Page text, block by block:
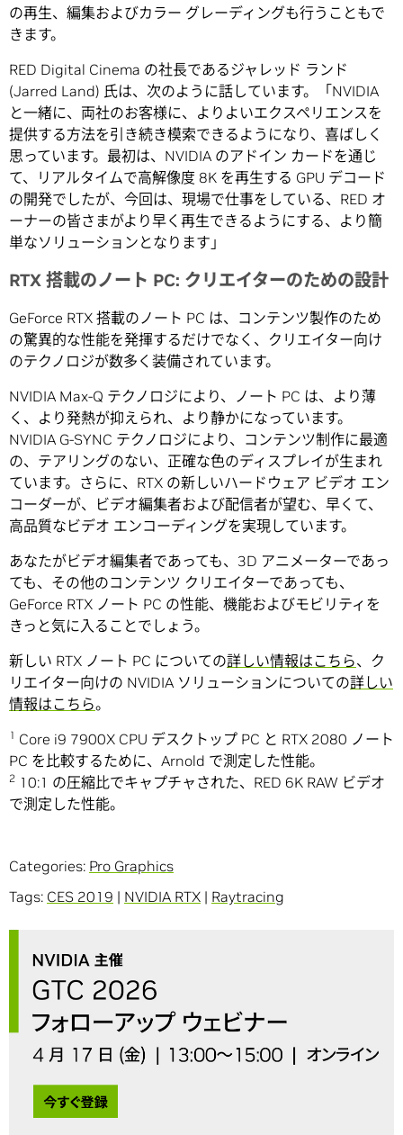
の再生、編集およびカラー グレーディングも行うこともで
きます。
RED Digital Cinema の社長であるジャレッド ランド
(Jarred Land) 氏は、次のように話しています。「NVIDIA
と一緒に、両社のお客様に、よりよいエクスペリエンスを
提供する方法を引き続き模索できるようになり、喜ばしく
思っています。最初は、NVIDIA のアドイン カードを通じ
て、リアルタイムで高解像度 8K を再生する GPU デコード
の開発でしたが、今回は、現場で仕事をしている、RED オ
ーナーの皆さまがより早く再生できるようにする、より簡
単なソリューションとなります」
RTX 搭載のノート PC: クリエイターのための設計
GeForce RTX 搭載のノート PC は、コンテンツ製作のため
の驚異的な性能を発揮するだけでなく、クリエイター向け
のテクノロジが数多く装備されています。
NVIDIA Max-Q テクノロジにより、ノート PC は、より薄
く、より発熱が抑えられ、より静かになっています。
NVIDIA G-SYNC テクノロジにより、コンテンツ制作に最適
の、テアリングのない、正確な色のディスプレイが生まれ
ています。さらに、RTX の新しいハードウェア ビデオ エン
コーダーが、ビデオ編集者および配信者が望む、早くて、
高品質なビデオ エンコーディングを実現しています。
あなたがビデオ編集者であっても、3D アニメーターであっ
ても、その他のコンテンツ クリエイターであっても、
GeForce RTX ノート PC の性能、機能およびモビリティを
きっと気に入ることでしょう。
新しい RTX ノート PC についての詳しい情報はこちら、ク
リエイター向けの NVIDIA ソリューションについての詳しい
情報はこちら。
1 Core i9 7900X CPU デスクトップ PC と RTX 2080 ノート
PC を比較するために、Arnold で測定した性能。
2 10:1 の圧縮比でキャプチャされた、RED 6K RAW ビデオ
で測定した性能。
Categories: Pro Graphics
Tags: CES 2019 | NVIDIA RTX | Raytracing